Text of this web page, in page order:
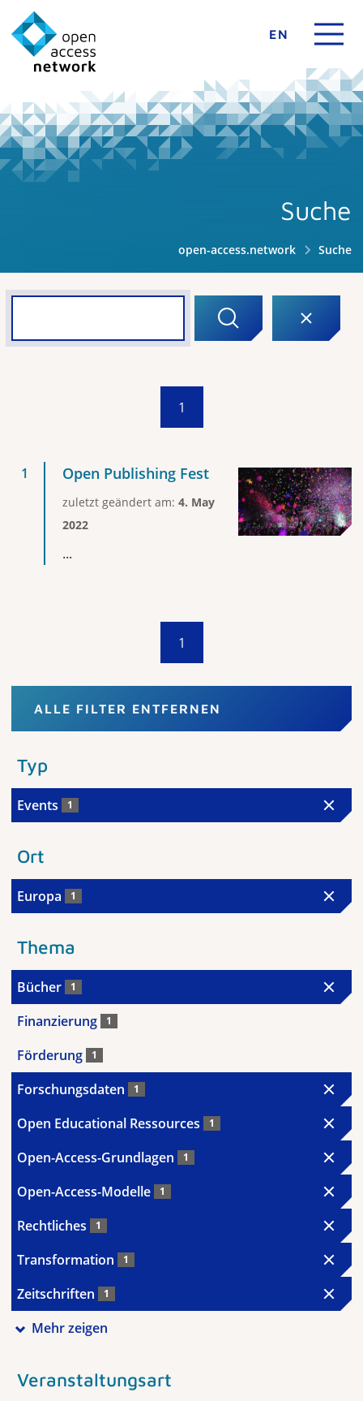
EN
Suche
open-access.network Suche
1
Open Publishing Fest
zuletzt geändert am: 4. May
2022
...
1
ALLE FILTER ENTFERNEN
Typ
Events 1
Ort
Europa 1
Thema
Bücher 1
Finanzierung 1
Förderung 1
Forschungsdaten 1
Open Educational Ressources 1
Open-Access-Grundlagen 1
Open-Access-Modelle 1
Rechtliches 1
Transformation 1
Zeitschriften 1
Mehr zeigen
Veranstaltungsart